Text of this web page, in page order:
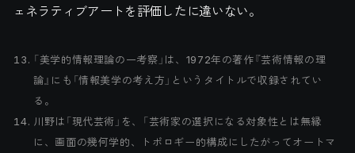
ェネラティブアートを評価したに違いない。
「美学的情報理論の一考察」は、1972年の著作『芸術情報の理
論』にも「情報美学の考え方」というタイトルで収録されてい
る。
川野は「現代芸術」を、「芸術家の選択になる対象性とは無縁
に、画面の幾何学的、トポロギー的構成にしたがってオートマ